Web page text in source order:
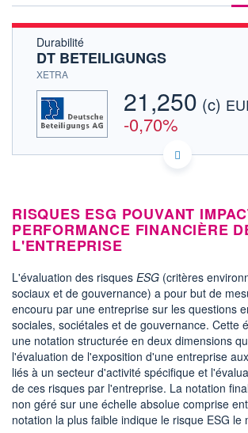
Durabilité
DT BETEILIGUNGS
XETRA
21,250 (c)
-0,70%
DE000A1TNUT7 DBAN
Cotation sur les autres places
11h51 14h42
OUVERTURE
21,550
CLÔTURE
21,400
+ HAUT
21,600
+ BAS
21,200
VOLUME CAPITAL
RISQUES ESG POUVANT
PERFORMANCE FINANCIÈRE
L'ENTREPRISE
L'évaluation des risques ESG (critères
sociaux et de gouvernance) a pour but de
encouru par une entreprise sur les questions
sociales, sociétales et de gouvernance. Cette
une notation structurée en deux dimensions
l'évaluation de l'exposition d'une entreprise
liés à un secteur d'activité spécifique et
de ces risques par l'entreprise. La notation
non géré sur une échelle absolue comprise
notation la plus faible indique le risque ESG le